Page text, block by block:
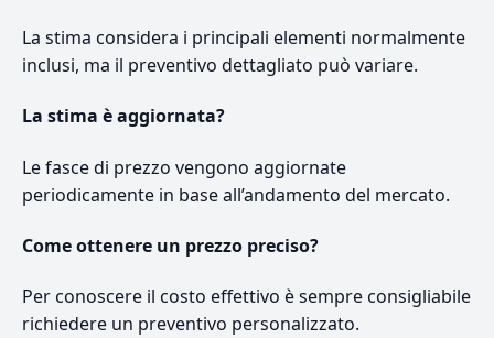
La stima considera i principali elementi normalmente
inclusi, ma il preventivo dettagliato può variare.
La stima è aggiornata?
Le fasce di prezzo vengono aggiornate
periodicamente in base all’andamento del mercato.
Come ottenere un prezzo preciso?
Per conoscere il costo effettivo è sempre consigliabile
richiedere un preventivo personalizzato.